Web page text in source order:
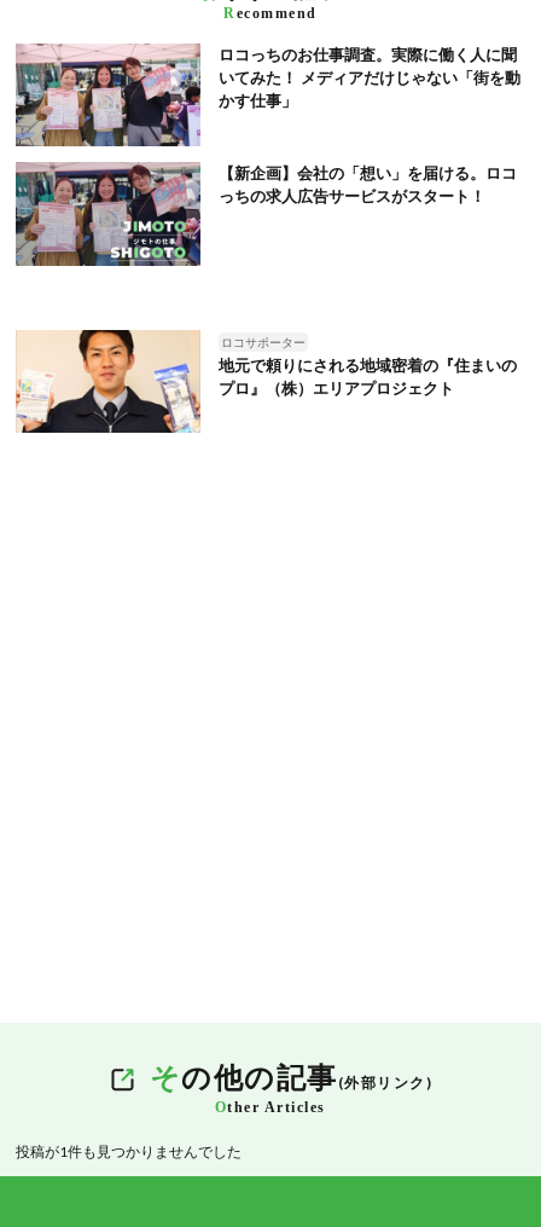
R ecommend
ロコっちのお仕事調査。実際に働く人に聞
いてみた！ メディアだけじゃない「街を動
かす仕事」
【新企画】会社の「想い」を届ける。ロコ
っちの求人広告サービスがスタート！
ロコサポーター
地元で頼りにされる地域密着の『住まいの
プロ』（株）エリアプロジェクト
その他の記事 (外部リンク)
Other Articles
投稿が1件も見つかりませんでした